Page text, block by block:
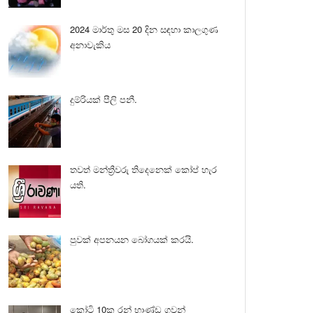
2024 මාර්තු මස 20 දින සඳහා කාලගුණ
අනාවැකිය
දුම්රියක් පීලි පනී.
තවත් මන්ත්‍රීවරු තිදෙනෙක් කෝප් හැර
යති.
පුවක් අපනයන බෝගයක් කරයි.
කෝටි 10ක රන් භාණ්ඩ ගුවන්